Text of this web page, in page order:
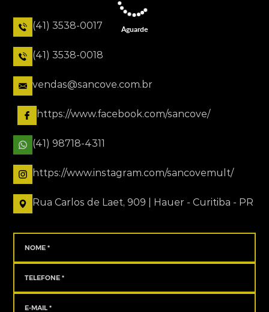
(41) 3538-0017
(41) 3538-0018
vendas@sancove.com.br
https://www.facebook.com/sancove/
(41) 98718-4311
https://www.instagram.com/sancovemult/
Rua Carlos de Laet, 909 | Hauer - Curitiba - PR
Aguarde